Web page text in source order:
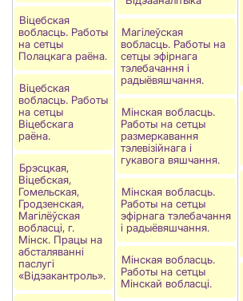
Віцебская
вобласць. Работы
на сетцы
Полацкага раёна.
Віцебская
вобласць. Работы
на сетцы
Вiцебскага
раёна.
Брэсцкая,
Віцебская,
Гомельская,
Гродзенская,
Магілёўская
вобласці, г.
Мінск. Працы на
абсталяванні
паслугі
«Відэакантроль».
Магiлеўская
вобласць. Работы на
сетцы эфірнага
тэлебачання і
радыёвяшчання.
Мінская вобласць.
Работы на сетцы
размеркавання
тэлевізійнага і
гукавога вяшчання.
Мінская вобласць.
Работы на сетцы
эфірнага тэлебачання
і радыёвяшчання.
Мінская вобласць.
Работы на сетцы
Мінскай вобласці.